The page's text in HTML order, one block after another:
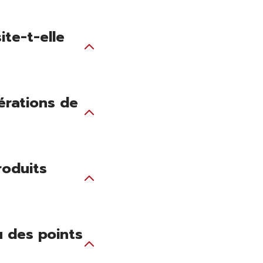
t-elle
de
des points